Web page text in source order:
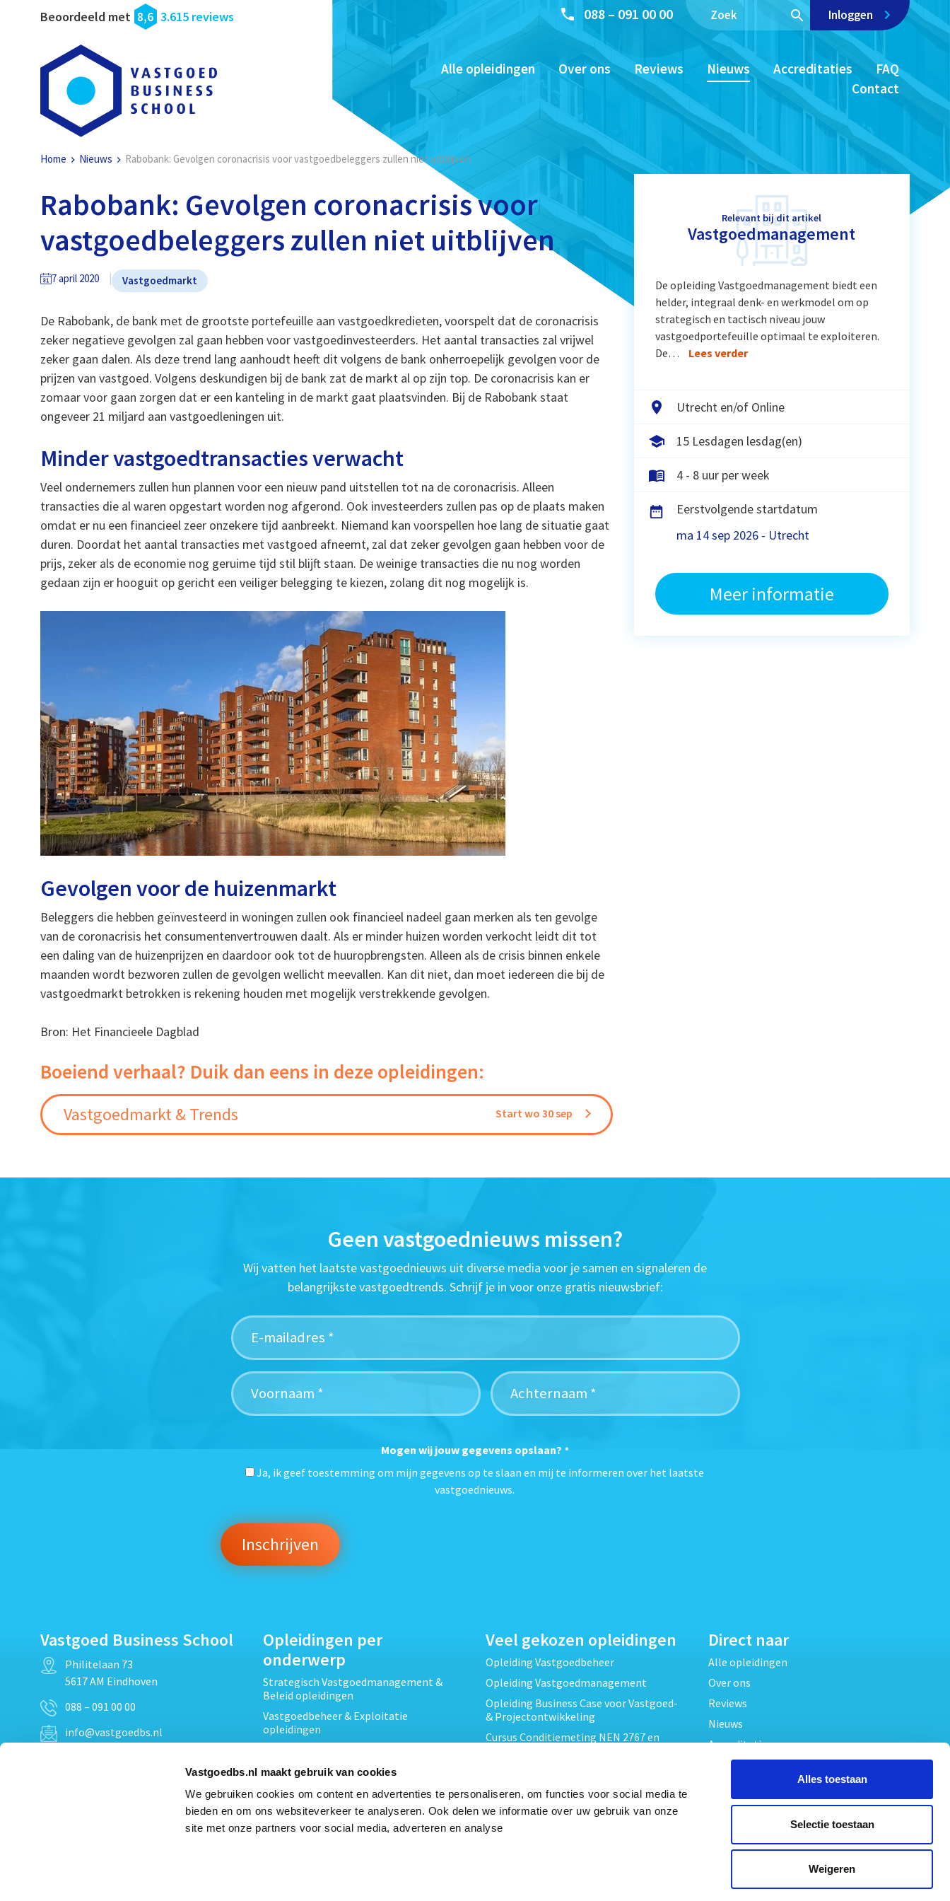
Vastgoedbs.nl maakt gebruik van cookies
We gebruiken cookies om content en advertenties te personaliseren, om functies voor social media te
bieden en om ons websiteverkeer te analyseren. Ook delen we informatie over uw gebruik van onze
site met onze partners voor social media, adverteren en analyse
Alles toestaan
Selectie toestaan
Weigeren
Beoordeeld met 8,6 3.615 reviews 088 – 091 00 00 Inloggen
Alle opleidingen Over ons Reviews Nieuws Accreditaties
FAQ
Contact
Home Nieuws Rabobank: Gevolgen coronacrisis voor vastgoedbeleggers zullen niet uitblijven
Rabobank: Gevolgen coronacrisis voor
vastgoedbeleggers zullen niet uitblijven
7 april 2020 Vastgoedmarkt
De Rabobank, de bank met de grootste portefeuille aan vastgoedkredieten, voorspelt dat de coronacrisis
zeker negatieve gevolgen zal gaan hebben voor vastgoedinvesteerders. Het aantal transacties zal vrijwel
zeker gaan dalen. Als deze trend lang aanhoudt heeft dit volgens de bank onherroepelijk gevolgen voor de
prijzen van vastgoed. Volgens deskundigen bij de bank zat de markt al op zijn top. De coronacrisis kan er
zomaar voor gaan zorgen dat er een kanteling in de markt gaat plaatsvinden. Bij de Rabobank staat
ongeveer 21 miljard aan vastgoedleningen uit.
Minder vastgoedtransacties verwacht
Veel ondernemers zullen hun plannen voor een nieuw pand uitstellen tot na de coronacrisis. Alleen
transacties die al waren opgestart worden nog afgerond. Ook investeerders zullen pas op de plaats maken
omdat er nu een financieel zeer onzekere tijd aanbreekt. Niemand kan voorspellen hoe lang de situatie gaat
duren. Doordat het aantal transacties met vastgoed afneemt, zal dat zeker gevolgen gaan hebben voor de
prijs, zeker als de economie nog geruime tijd stil blijft staan. De weinige transacties die nu nog worden
gedaan zijn er hooguit op gericht een veiliger belegging te kiezen, zolang dit nog mogelijk is.
Gevolgen voor de huizenmarkt
Beleggers die hebben geïnvesteerd in woningen zullen ook financieel nadeel gaan merken als ten gevolge
van de coronacrisis het consumentenvertrouwen daalt. Als er minder huizen worden verkocht leidt dit tot
een daling van de huizenprijzen en daardoor ook tot de huuropbrengsten. Alleen als de crisis binnen enkele
maanden wordt bezworen zullen de gevolgen wellicht meevallen. Kan dit niet, dan moet iedereen die bij de
vastgoedmarkt betrokken is rekening houden met mogelijk verstrekkende gevolgen.
Bron: Het Financieele Dagblad
Boeiend verhaal? Duik dan eens in deze opleidingen:
Vastgoedmarkt & Trends Start wo 30 sep
Relevant bij dit artikel
Vastgoedmanagement
De opleiding Vastgoedmanagement biedt een
helder, integraal denk- en werkmodel om op
strategisch en tactisch niveau jouw
vastgoedportefeuille optimaal te exploiteren.
De…
Lees verder
Utrecht en/of Online
15 Lesdagen lesdag(en)
4 - 8 uur per week
Eerstvolgende startdatum
ma 14 sep 2026 - Utrecht
Meer informatie
Geen vastgoednieuws missen?
Wij vatten het laatste vastgoednieuws uit diverse media voor je samen en signaleren de
belangrijkste vastgoedtrends. Schrijf je in voor onze gratis nieuwsbrief:
Mogen wij jouw gegevens opslaan? *
Ja, ik geef toestemming om mijn gegevens op te slaan en mij te informeren over het laatste
vastgoednieuws.
Vastgoed Business School
Philitelaan 73
5617 AM Eindhoven
088 – 091 00 00
info@vastgoedbs.nl
Opleidingen per
onderwerp
Strategisch Vastgoedmanagement &
Beleid opleidingen
Vastgoedbeheer & Exploitatie
opleidingen
Projectontwikkeling &
Techniek, Onderhoud & Inspectie
Opleidingen
Verduurzaming en Energieprestatie
Veel gekozen opleidingen
Opleiding Vastgoedbeheer
Opleiding Vastgoedmanagement
Opleiding Business Case voor Vastgoed-
& Projectontwikkeling
Cursus Conditiemeting NEN 2767 en
Cursus EP-W Basis Woningen
Opleiding Professioneel VvE-beheer
Opleiding Projectleider Vastgoed
Direct naar
Alle opleidingen
Over ons
Reviews
Nieuws
Accreditaties
Algemene voorwaarden
Privacy verklaring